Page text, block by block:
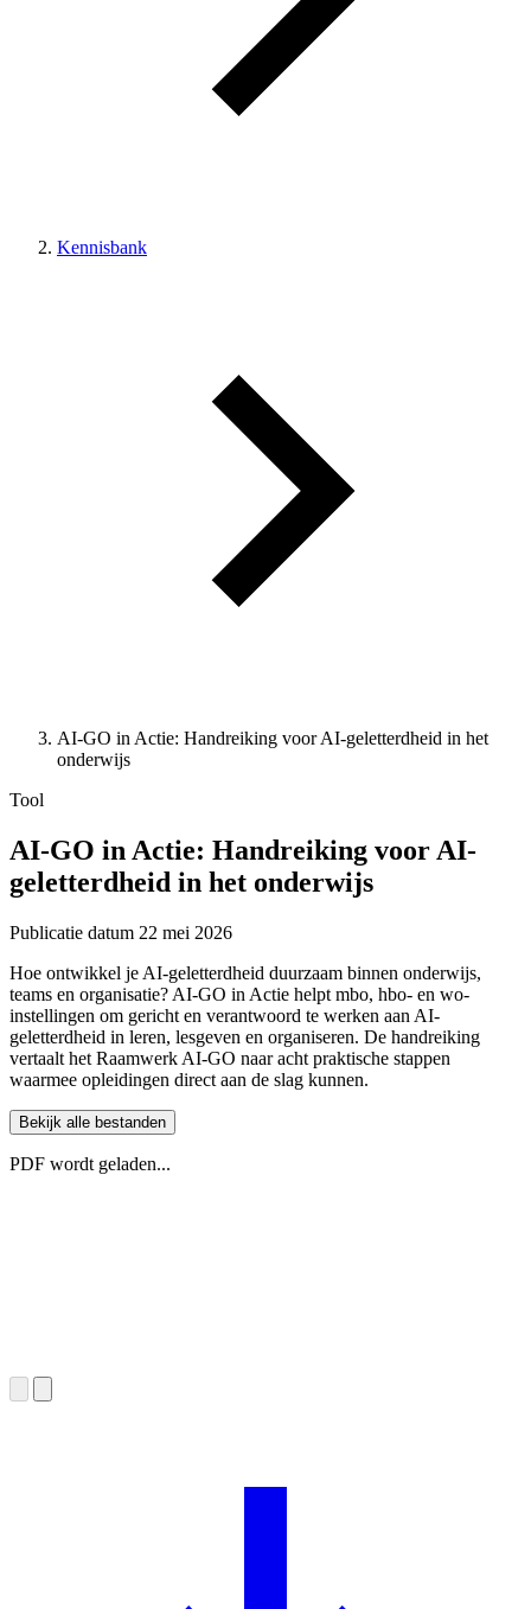
Kennisbank
AI-GO in Actie: Handreiking voor AI-geletterdheid in het
onderwijs
Tool
AI-GO in Actie: Handreiking voor AI-
geletterdheid in het onderwijs
Publicatie datum 22 mei 2026
Hoe ontwikkel je AI-geletterdheid duurzaam binnen onderwijs,
teams en organisatie? AI-GO in Actie helpt mbo, hbo- en wo-
instellingen om gericht en verantwoord te werken aan AI-
geletterdheid in leren, lesgeven en organiseren. De handreiking
vertaalt het Raamwerk AI-GO naar acht praktische stappen
waarmee opleidingen direct aan de slag kunnen.
Bekijk alle bestanden
PDF wordt geladen...